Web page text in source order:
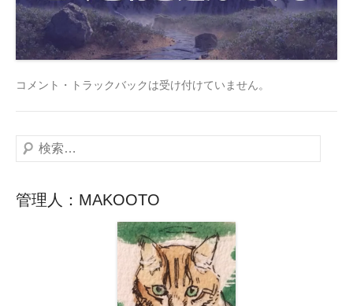
コメント・トラックバックは受け付けていません。
検
管理人：MAKOOTO